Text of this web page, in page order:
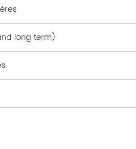
long term)